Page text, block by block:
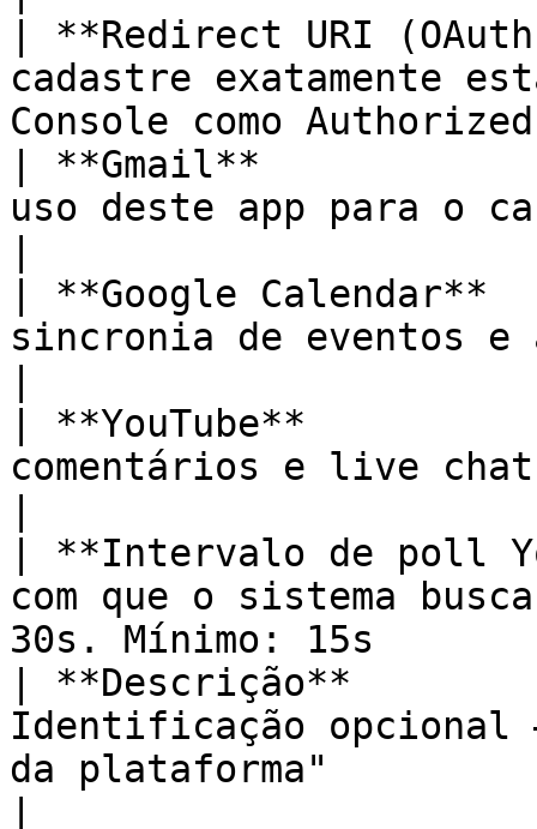
| **Redirect URI
cadastre exatamente
Console como
| **Gmail**
uso deste app para o
| **Google
sincronia de eventos e
| **YouTube**
comentários e live chat
| **Intervalo de poll
com que o sistema
30s. Mínimo: 15s
| **Descrição**
Identificação opcional
da plataforma"